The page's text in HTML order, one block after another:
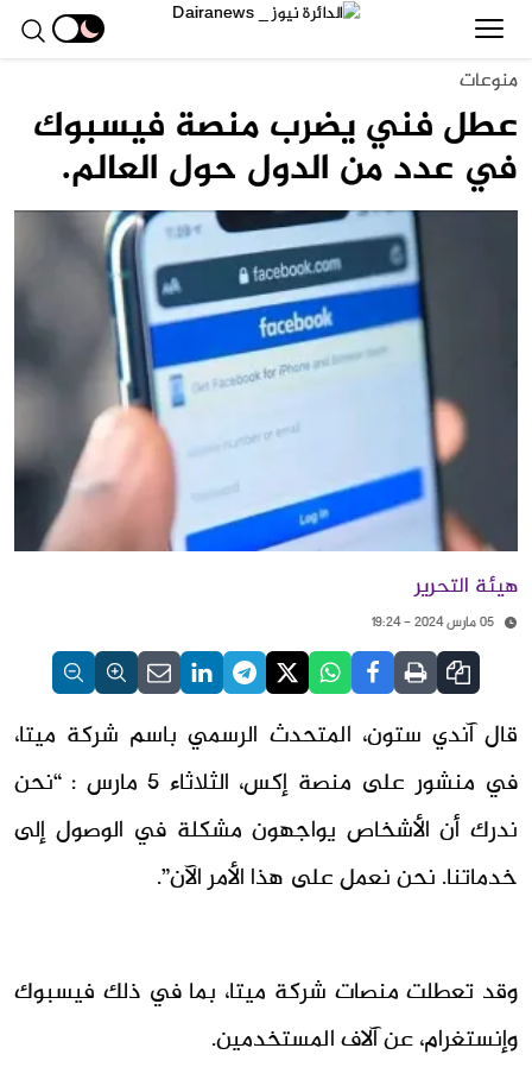
منوعات
عطل فني يضرب منصة فيسبوك
في عدد من الدول حول العالم.
هيئة التحرير
05 مارس 2024 - 19:24
قال آندي ستون، المتحدث الرسمي باسم شركة ميتا،
في منشور على منصة إكس، الثلاثاء 5 مارس : “نحن
ندرك أن الأشخاص يواجهون مشكلة في الوصول إلى
خدماتنا. نحن نعمل على هذا الأمر الآن”.
وقد تعطلت منصات شركة ميتا، بما في ذلك فيسبوك
وإنستغرام، عن آلاف المستخدمين.